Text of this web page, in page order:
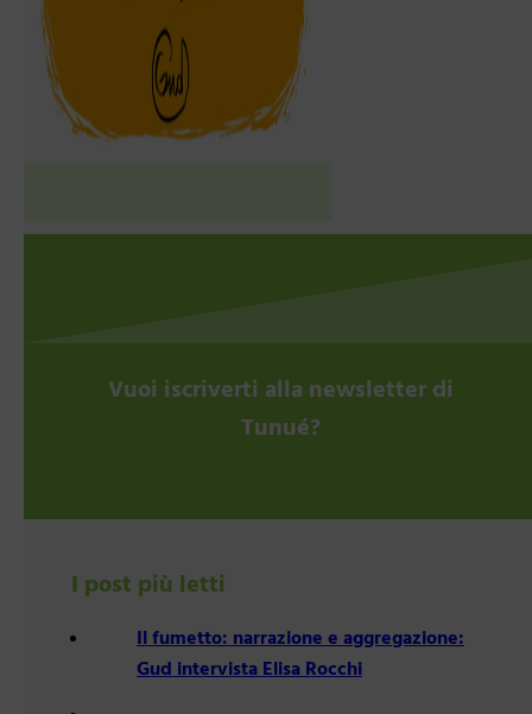
Vuoi iscriverti alla newsletter di
Tunué?
I post più letti
Il fumetto: narrazione e aggregazione:
Gud intervista Elisa Rocchi